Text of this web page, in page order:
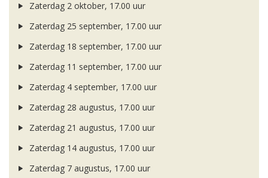
Zaterdag 2 oktober, 17.00 uur
Zaterdag 25 september, 17.00 uur
Zaterdag 18 september, 17.00 uur
Zaterdag 11 september, 17.00 uur
Zaterdag 4 september, 17.00 uur
Zaterdag 28 augustus, 17.00 uur
Zaterdag 21 augustus, 17.00 uur
Zaterdag 14 augustus, 17.00 uur
Zaterdag 7 augustus, 17.00 uur